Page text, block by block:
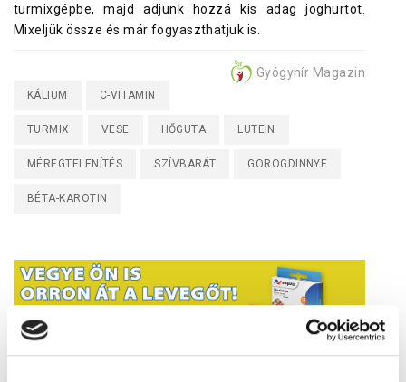
turmixgépbe, majd adjunk hozzá kis adag joghurtot.
Mixeljük össze és már fogyaszthatjuk is.
Gyógyhír Magazin
KÁLIUM C-VITAMIN
TURMIX VESE HŐGUTA LUTEIN
MÉREGTELENÍTÉS SZÍVBARÁT GÖRÖGDINNYE
BÉTA-KAROTIN